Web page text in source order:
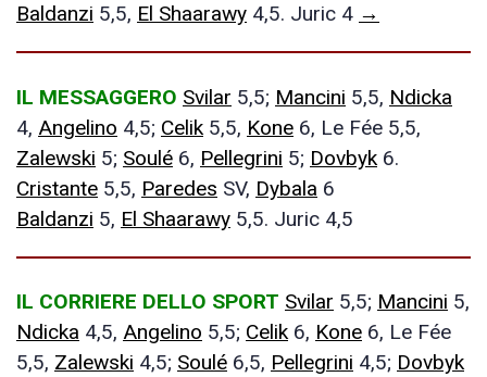
Baldanzi 5,5, El Shaarawy 4,5. Juric 4 →
IL MESSAGGERO Svilar 5,5; Mancini 5,5, Ndicka
4, Angelino 4,5; Celik 5,5, Kone 6, Le Fée 5,5,
Zalewski 5; Soulé 6, Pellegrini 5; Dovbyk 6.
Cristante 5,5, Paredes SV, Dybala 6
Baldanzi 5, El Shaarawy 5,5. Juric 4,5
IL CORRIERE DELLO SPORT Svilar 5,5; Mancini 5,
Ndicka 4,5, Angelino 5,5; Celik6, Kone 6, Le Fée
5,5, Zalewski 4,5; Soulé 6,5, Pellegrini 4,5; Dovbyk